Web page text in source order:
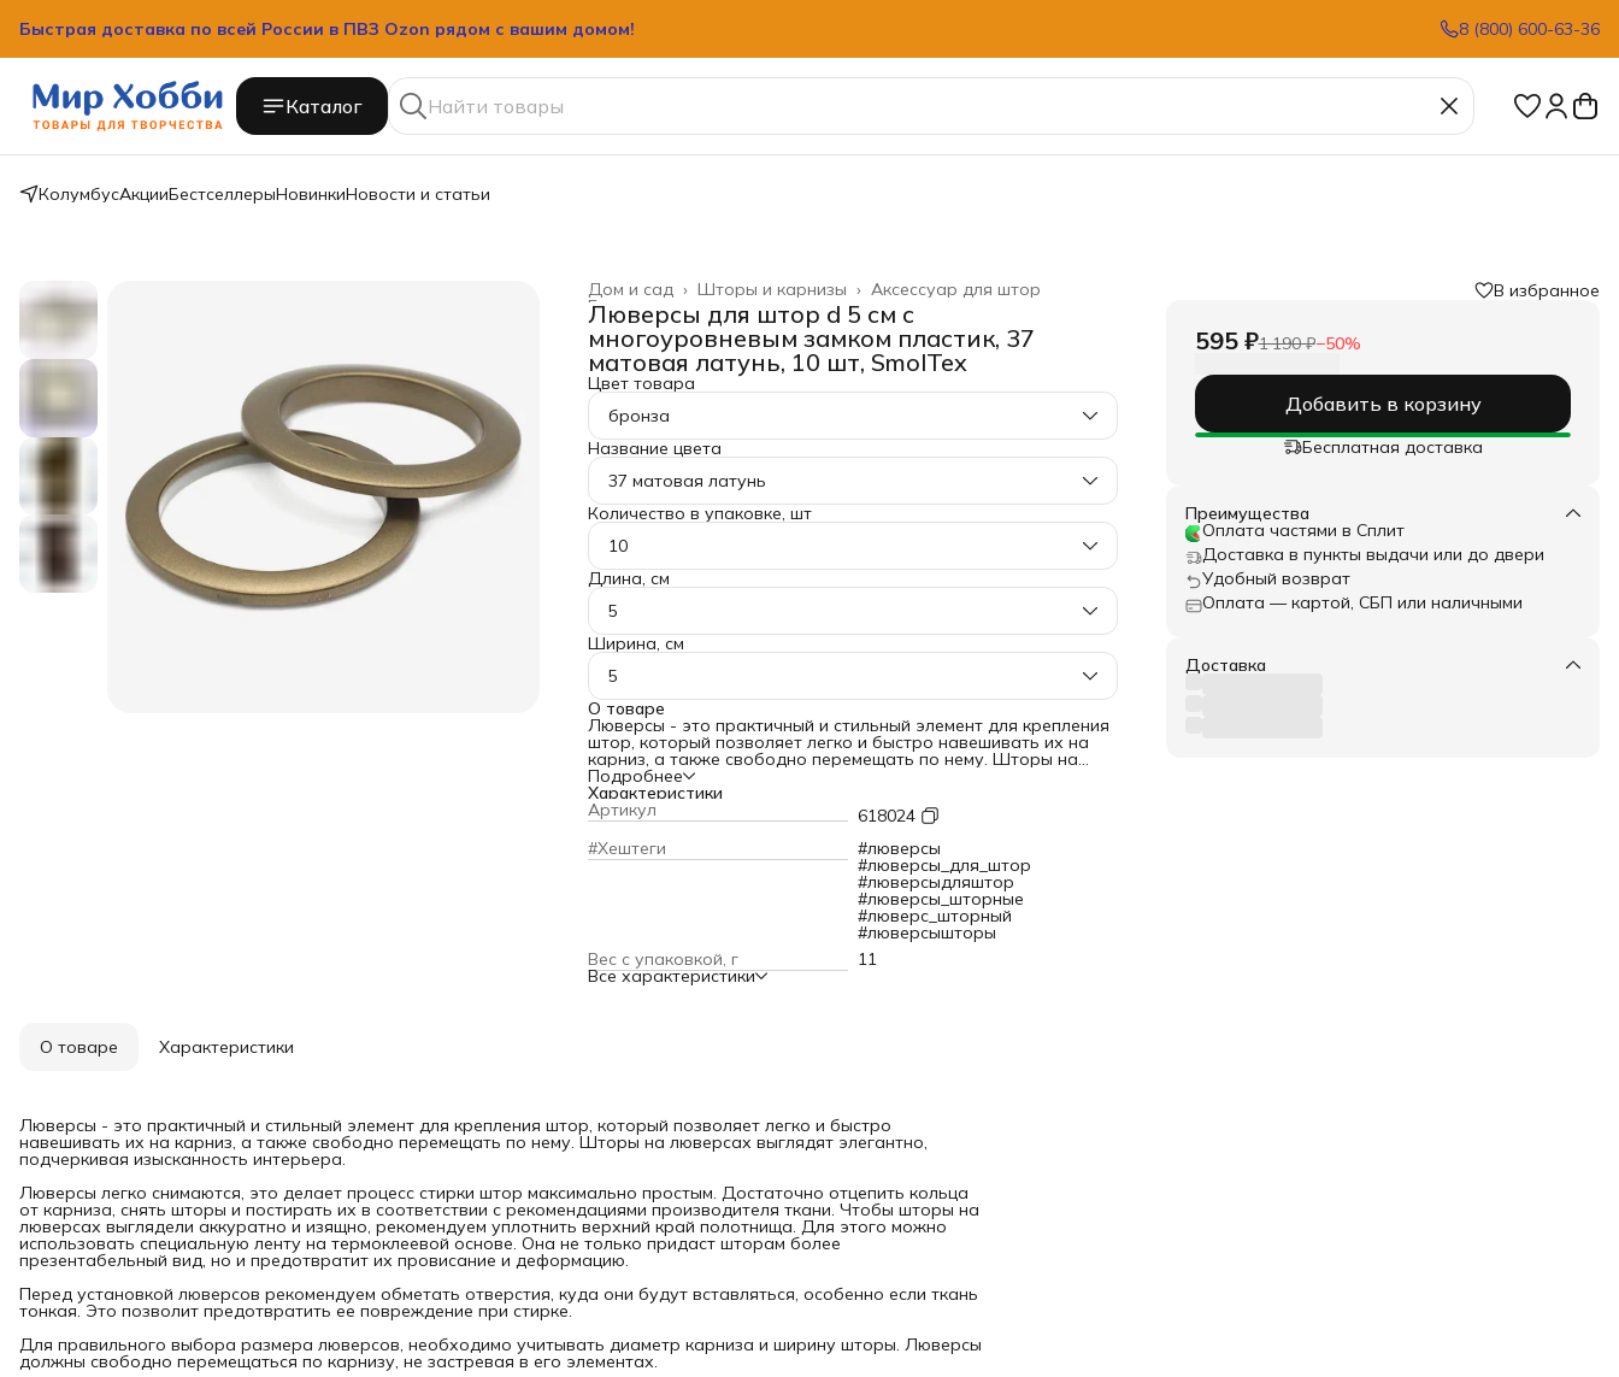
8 (800) 600-63-36
Каталог
КолумбусАкцииБестселлерыНовинкиНовости и статьи
Аксессуар для штор
Шторы и карнизы ›
Дом и сад ›
Главная ›
Люверсы для штор d 5 см с
многоуровневым замком пластик, 37
матовая латунь, 10 шт, SmolTex
Цвет товара
бронза
Название цвета
37 матовая латунь
Количество в упаковке, шт
10
Длина, см
5
Ширина, см
5
О товаре
Люверсы - это практичный и стильный элемент для крепления
штор, который позволяет легко и быстро навешивать их на
карниз, а также свободно перемещать по нему. Шторы на
люверсах выглядят элегантно, подчеркивая изысканность
интерьера.
Люверсы легко снимаются, это делает процесс стирки штор
максимально простым. Достаточно отцепить кольца от
карниза, снять шторы и постирать их в соответствии с
рекомендациями производителя ткани. Чтобы шторы на
люверсах выглядели аккуратно и изящно, рекомендуем
уплотнить верхний край полотнища. Для этого можно
использовать специальную ленту на термоклеевой основе.
Она не только придаст шторам более презентабельный вид,
но и предотвратит их провисание и деформацию.
Перед установкой люверсов рекомендуем обметать
отверстия, куда они будут вставляться, особенно если ткань
карниза и штор. Цвет люверсов может быть подобран в тон
карниза или штор, или же может контрастировать с ними,
создавая стильный акцент. Таким образом, люверсы - это не
также облегчает процесс их установки, снятия и стирки.
Размер: диаметр 50 мм.
Цвет: матовая латунь.
Подробнее
Характеристики
Артикул
618024
#Хештеги
#люверсы
#люверсы_для_штор
#люверсыдляштор
#люверсы_шторные
#люверс_шторный
#люверсышторы
Вес с упаковкой, г
11
Все характеристики
В избранное
595 ₽1 190 ₽−50%
Добавить в корзину
Бесплатная доставка
Преимущества
Оплата частями в Сплит
Доставка в пункты выдачи или до двери
Удобный возврат
Оплата — картой, СБП или наличными
Доставка
О товаре Характеристики
Люверсы - это практичный и стильный элемент для крепления штор, который позволяет легко и быстро
навешивать их на карниз, а также свободно перемещать по нему. Шторы на люверсах выглядят элегантно,
подчеркивая изысканность интерьера.
Люверсы легко снимаются, это делает процесс стирки штор максимально простым. Достаточно отцепить кольца
от карниза, снять шторы и постирать их в соответствии с рекомендациями производителя ткани. Чтобы шторы на
люверсах выглядели аккуратно и изящно, рекомендуем уплотнить верхний край полотнища. Для этого можно
использовать специальную ленту на термоклеевой основе. Она не только придаст шторам более
презентабельный вид, но и предотвратит их провисание и деформацию.
Перед установкой люверсов рекомендуем обметать отверстия, куда они будут вставляться, особенно если ткань
тонкая. Это позволит предотвратить ее повреждение при стирке.
Для правильного выбора размера люверсов, необходимо учитывать диаметр карниза и ширину шторы. Люверсы
должны свободно перемещаться по карнизу, не застревая в его элементах.